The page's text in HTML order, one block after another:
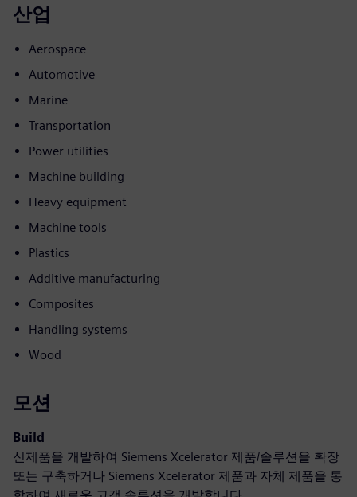
산업
Aerospace
Automotive
Marine
Transportation
Power utilities
Machine building
Heavy equipment
Machine tools
Plastics
Additive manufacturing
Composites
Handling systems
Wood
모션
Build
신제품을 개발하여 Siemens Xcelerator 제품/솔루션을 확장
또는 구축하거나 Siemens Xcelerator 제품과 자체 제품을 통